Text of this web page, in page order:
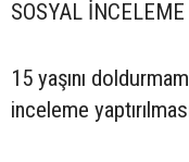
SOSYAL İNCELEME
15 yaşını
inceleme